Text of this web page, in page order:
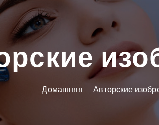
Домашняя Авторские